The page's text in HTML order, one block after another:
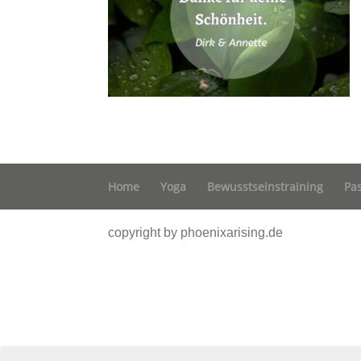
Home Yoga Bewusstseinstraining
copyright by phoenixarising.de